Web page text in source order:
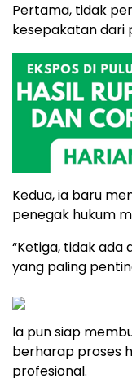
Pertama, tidak
kesepakatan dari
Kedua, ia baru
penegak hukum
“Ketiga, tidak ada
yang paling
Ia pun siap
berharap proses
profesional.